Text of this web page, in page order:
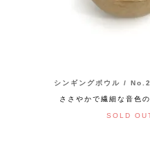
シンギングボウル /
ささやかで繊細な音色
SOLD